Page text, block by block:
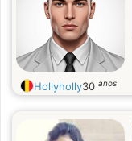
Hollyholly30 anos